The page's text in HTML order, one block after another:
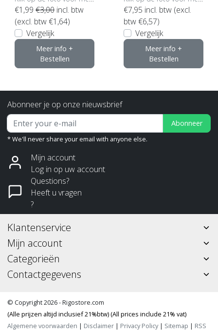
€1,99 €3,00 incl. btw
(excl. btw €1,64)
Vergelijk
Meer info +
Bestellen
€7,95 incl. btw (excl.
btw €6,57)
Vergelijk
Meer info +
Bestellen
Abonneer je op onze nieuwsbrief
Abonneer
* We'll never share your email with anyone else.
Mijn account
Log in op uw account
Questions?
Heeft u vragen
?
Klantenservice
Mijn account
Categorieën
Contactgegevens
© Copyright 2026 - Rigostore.com
(Alle prijzen altijd inclusief 21%btw) (All prices include 21% vat)
Algemene voorwaarden | Disclaimer | Privacy Policy| Sitemap | RSS